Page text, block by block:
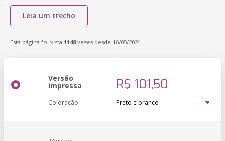
Leia um trecho
Esta página foi vista 1148vezes desde 16/05/2024
Versão
impressa R$ 101,50
Coloração